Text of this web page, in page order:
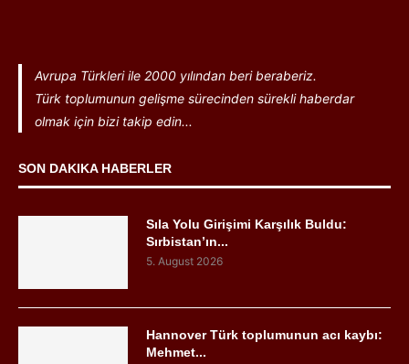
Avrupa Türkleri ile 2000 yılından beri beraberiz.
Türk toplumunun gelişme sürecinden sürekli haberdar
olmak için bizi takip edin...
SON DAKIKA HABERLER
Sıla Yolu Girişimi Karşılık Buldu:
Sırbistan’ın...
5. August 2026
Hannover Türk toplumunun acı kaybı:
Mehmet...